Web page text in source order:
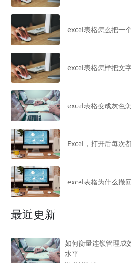
excel表格怎么把一
excel表格怎样把文
excel表格变成灰色
Excel，打开后每次
excel表格为什么撤
最近更新
如何衡量连锁管理成
水平